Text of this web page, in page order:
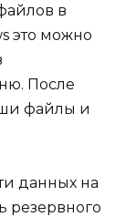
в
это можно
После
файлы и
данных на
резервного